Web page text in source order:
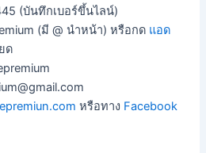
(บันทึกเบอร์ขึ้นไลน์)
(มี @ นำหน้า) หรือกด แอด
ด
หรือทาง Facebook